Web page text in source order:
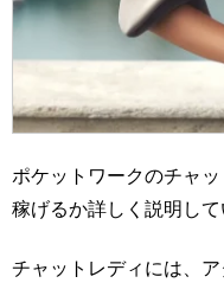
ポケットワークのチャ
稼げるか詳しく説明して
チャットレディには、